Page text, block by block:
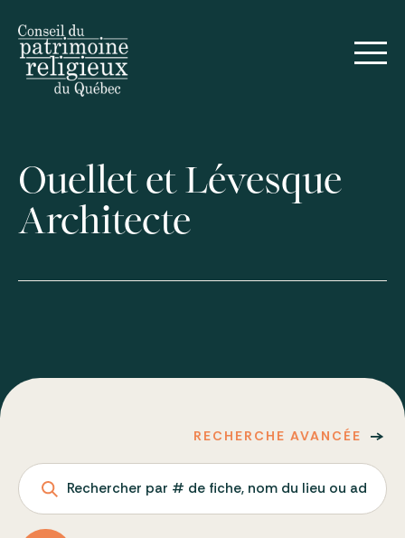
Ouellet et Lévesque
Architecte
RECHERCHE AVANCÉE
Rechercher par # de fiche, nom du lieu ou adresse